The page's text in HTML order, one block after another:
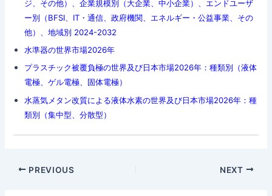
ジ、その他）、企業規模別（大企業、中小企業）、エンドユーザ
ー別（BFSI、IT・通信、政府機関、エネルギー・公益事業、その
他）、地域別 2024-2032
水準器の世界市場2026年
プラスチック被覆負極の世界及び日本市場2026年：種類別（液体
電極、ゲル電極、固体電極）
水蒸気メタン改質による液体水素の世界及び日本市場2026年：種
類別（集中型、分散型）
Post
PREVIOUS NEXT